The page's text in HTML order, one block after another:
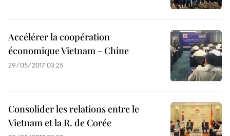
Accélérer la coopération
économique Vietnam - Chine
29/05/2017 03:25
Consolider les relations entre le
Vietnam et la R. de Corée